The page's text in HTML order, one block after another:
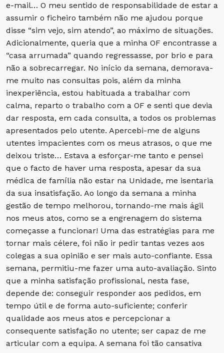
e-mail… O meu sentido de responsabilidade de estar a
assumir o ficheiro também não me ajudou porque
disse “sim vejo, sim atendo”, ao máximo de situações.
Adicionalmente, queria que a minha OF encontrasse a
“casa arrumada” quando regressasse, por brio e para
não a sobrecarregar. No início da semana, demorava-
me muito nas consultas pois, além da minha
inexperiência, estou habituada a trabalhar com
calma, reparto o trabalho com a OF e senti que devia
dar resposta, em cada consulta, a todos os problemas
apresentados pelo utente. Apercebi-me de alguns
utentes impacientes com os meus atrasos, o que me
deixou triste… Estava a esforçar-me tanto e pensei
que o facto de haver uma resposta, apesar da sua
médica de família não estar na Unidade, me isentaria
da sua insatisfação. Ao longo da semana a minha
gestão de tempo melhorou, tornando-me mais ágil
nos meus atos, como se a engrenagem do sistema
começasse a funcionar! Uma das estratégias para me
tornar mais célere, foi não ir pedir tantas vezes aos
colegas a sua opinião e ser mais auto-confiante. Essa
semana, permitiu-me fazer uma auto-avaliação. Sinto
que a minha satisfação profissional, nesta fase,
depende de: conseguir responder aos pedidos, em
tempo útil e de forma auto-suficiente; conferir
qualidade aos meus atos e percepcionar a
consequente satisfação no utente; ser capaz de me
articular com a equipa. A semana foi tão cansativa